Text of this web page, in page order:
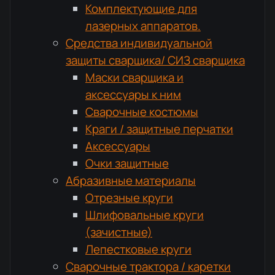
Комплектующие для
лазерных аппаратов.
Средства индивидуальной
защиты сварщика/ СИЗ сварщика
Маски сварщика и
аксессуары к ним
Сварочные костюмы
Краги / защитные перчатки
Аксессуары
Очки защитные
Абразивные материалы
Отрезные круги
Шлифовальные круги
(зачистные)
Лепестковые круги
Сварочные трактора / каретки